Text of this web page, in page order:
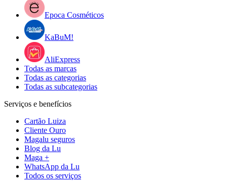
Epoca Cosméticos
KaBuM!
AliExpress
Todas as marcas
Todas as categorias
Todas as subcategorias
Serviços e benefícios
Cartão Luiza
Cliente Ouro
Magalu seguros
Blog da Lu
Maga +
WhatsApp da Lu
Todos os serviços